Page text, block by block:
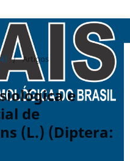
/ Artigos
e
de
(L.) (Diptera: